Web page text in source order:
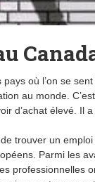
où l’on se
au monde.
d’achat élevé. Il
trouver un
Parmi les
professionnelles